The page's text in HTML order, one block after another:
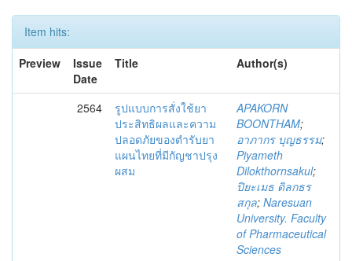
Item hits:
Preview
Issue
Date
Title Author(s)
2564
รูปแบบการสั่งใช้ยา
ประสิทธิผลและความ
ปลอดภัยของตำรับยา
แผนไทยที่มีกัญชาปรุง
ผสม
APAKORN
BOONTHAM;
อาภากร บุญธรรม;
Piyameth
Dilokthornsakul;
ปิยะเมธ ดิลกธร
สกุล; Naresuan
University. Faculty
of Pharmaceutical
Sciences